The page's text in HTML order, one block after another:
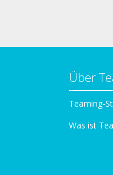
Über
Teaming-
Was ist